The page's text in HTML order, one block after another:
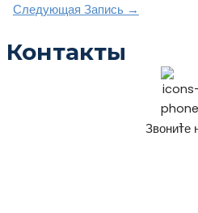
по
Следующая Запись →
Контакты
Звоните